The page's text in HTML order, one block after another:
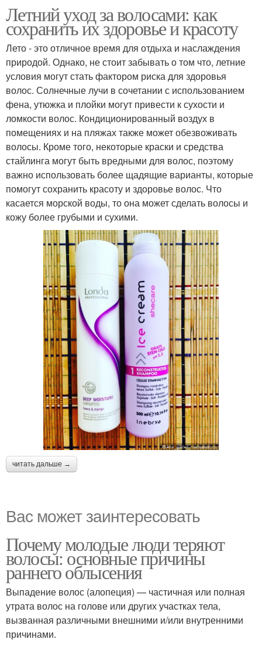
Летний уход за волосами: как
сохранить их здоровье и красоту
Лето - это отличное время для отдыха и наслаждения
природой. Однако, не стоит забывать о том что, летние
условия могут стать фактором риска для здоровья
волос. Солнечные лучи в сочетании с использованием
фена, утюжка и плойки могут привести к сухости и
ломкости волос. Кондиционированный воздух в
помещениях и на пляжах также может обезвоживать
волосы. Кроме того, некоторые краски и средства
стайлинга могут быть вредными для волос, поэтому
важно использовать более щадящие варианты, которые
помогут сохранить красоту и здоровье волос. Что
касается морской воды, то она может сделать волосы и
кожу более грубыми и сухими.
читать дальше →
Вас может заинтересовать
Почему молодые люди теряют
волосы: основные причины
раннего облысения
Выпадение волос (алопеция) — частичная или полная
утрата волос на голове или других участках тела,
вызванная различными внешними и/или внутренними
причинами.